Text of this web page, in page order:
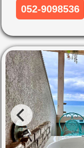
052-9098536